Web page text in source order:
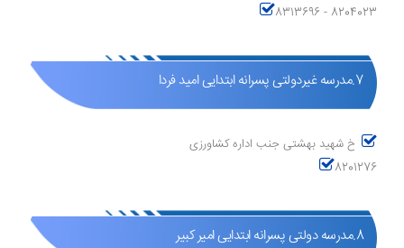
8313696 - 8204023
7.مدرسه غیردولتی پسرانه ابتدایی امید فردا
خ شهید بهشتی جنب اداره کشاورزی
8201276
8.مدرسه دولتی پسرانه ابتدایی امیر کبیر